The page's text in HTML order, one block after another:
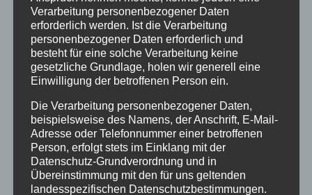
AcusticWall
Verarbeitung personenbezogener Daten
erforderlich werden. Ist die Verarbeitung
personenbezogener Daten erforderlich und
besteht für eine solche Verarbeitung keine
gesetzliche Grundlage, holen wir generell eine
Einwilligung der betroffenen Person ein.
Die Verarbeitung personenbezogener Daten,
beispielsweise des Namens, der Anschrift, E-Mail-
Adresse oder Telefonnummer einer betroffenen
Person, erfolgt stets im Einklang mit der
Datenschutz-Grundverordnung und in
Übereinstimmung mit den für uns geltenden
landesspezifischen Datenschutzbestimmungen.